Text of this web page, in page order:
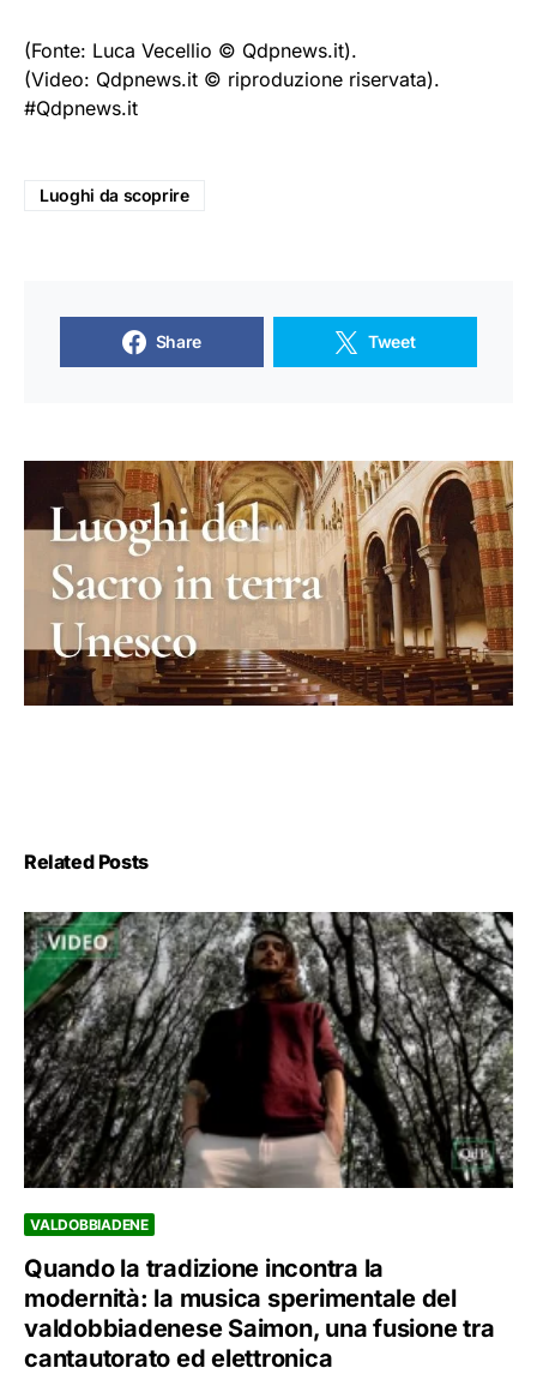
(Fonte: Luca Vecellio © Qdpnews.it).
(Video: Qdpnews.it © riproduzione riservata).
#Qdpnews.it
Luoghi da scoprire
Share Tweet
Related Posts
VALDOBBIADENE
Quando la tradizione incontra la
modernità: la musica sperimentale del
valdobbiadenese Saimon, una fusione tra
cantautorato ed elettronica